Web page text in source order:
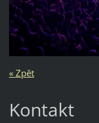
« Zpět
Kontakt